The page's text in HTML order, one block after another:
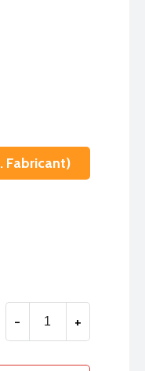
Fabricant)
- +